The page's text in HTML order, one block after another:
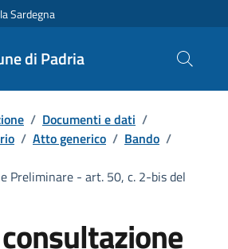
Sardegna
di Padria
/ Documenti e dati /
/ Atto generico / Bando /
Preliminare - art. 50, c. 2-bis del